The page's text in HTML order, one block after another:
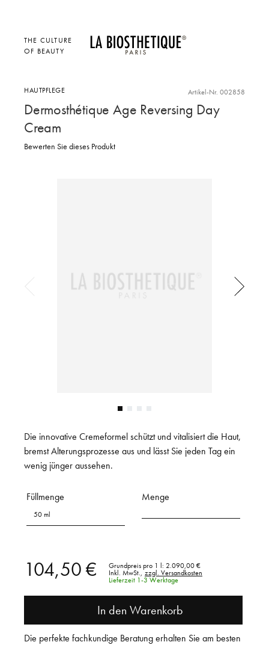
THE CULTURE
OF BEAUTY
HAUTPFLEGE Artikel-Nr. 002858
Dermosthétique Age Reversing Day
Cream
Bewerten Sie dieses Produkt
Die innovative Cremeformel schützt und vitalisiert die Haut,
bremst Alterungsprozesse aus und lässt Sie jeden Tag ein
wenig jünger aussehen.
Füllmenge
50 ml
Menge
104,50 € Grundpreis pro 1 l: 2.090,00 €
Inkl. MwSt.,
zzgl. Versandkosten
Lieferzeit 1-3 Werktage
In den Warenkorb
Die perfekte fachkundige Beratung erhalten Sie am besten